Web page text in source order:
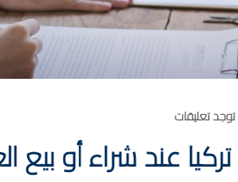
توجد تعليقات
عند شراء أو بيع